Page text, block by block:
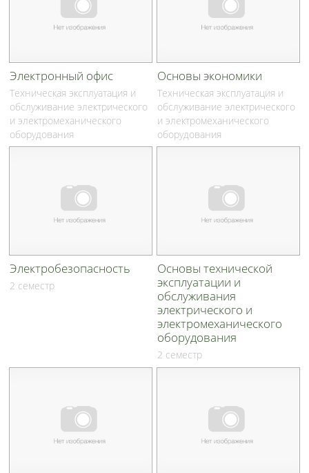
Электронный офис
Техническая эксплуатация и
обслуживание электрического
и электромеханического
оборудования
Основы экономики
Техническая эксплуатация и
обслуживание электрического
и электромеханического
оборудования
Электробезопасность
2 семестр
Основы технической
эксплуатации и
обслуживания
электрического и
электромеханического
оборудования
2 семестр